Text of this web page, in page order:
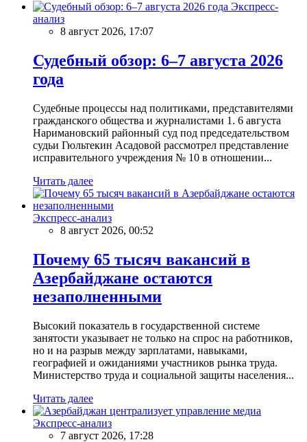
Экспресс-
анализ
8 август 2026, 17:07
Судебный обзор: 6–7 августа 2026
года
Судебные процессы над политиками, представителями
гражданского общества и журналистами 1. 6 августа
Наримановский районный суд под председательством
судьи Гюльтекин Асадовой рассмотрел представление
исправительного учреждения № 10 в отношении...
Читать далее
Экспресс-анализ
8 август 2026, 00:52
Почему 65 тысяч вакансий в
Азербайджане остаются
незаполненными
Высокий показатель в государственной системе
занятости указывает не только на спрос на работников,
но и на разрыв между зарплатами, навыками,
географией и ожиданиями участников рынка труда.
Министерство труда и социальной защиты населения...
Читать далее
Экспресс-анализ
7 август 2026, 17:28